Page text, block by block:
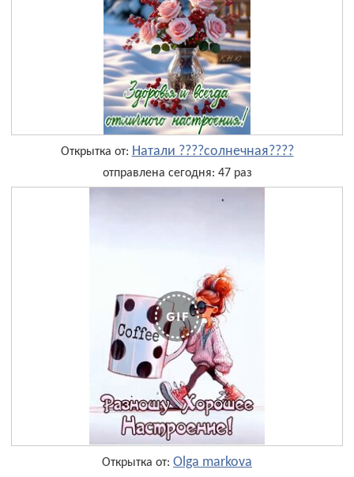
Открытка от: Натали ????солнечная????
отправлена сегодня: 47 раз
Открытка от: Olga markova